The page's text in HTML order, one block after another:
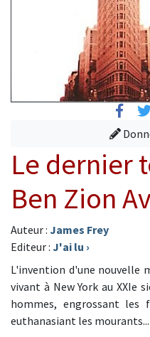
Le dernier
Ben Zion
Auteur : James Frey
Editeur : J'ai lu ›
L'invention d'une nouvelle
vivant à New York au XXIe
hommes, engrossant
euthanasiant les mourants...